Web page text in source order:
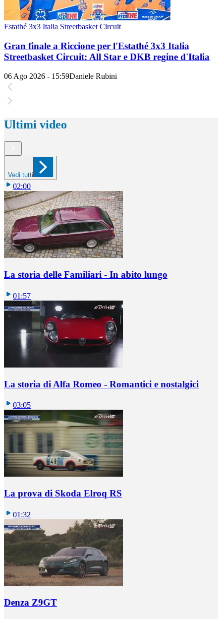
Estathé 3x3 Italia Streetbasket Circuit
Gran finale a Riccione per l'Estathé 3x3 Italia
Streetbasket Circuit: All Star e DKB regine d'Italia
06 Ago 2026 - 15:59Daniele Rubini
Ultimi video
Vedi tutti
02:00
La storia delle Familiari - In abito lungo
01:57
La storia di Alfa Romeo - Romantici e nostalgici
03:05
La prova di Skoda Elroq RS
01:32
Denza Z9GT